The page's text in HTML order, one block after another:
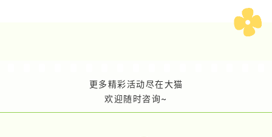
更多精彩活动尽在大猫
欢迎随时咨询~